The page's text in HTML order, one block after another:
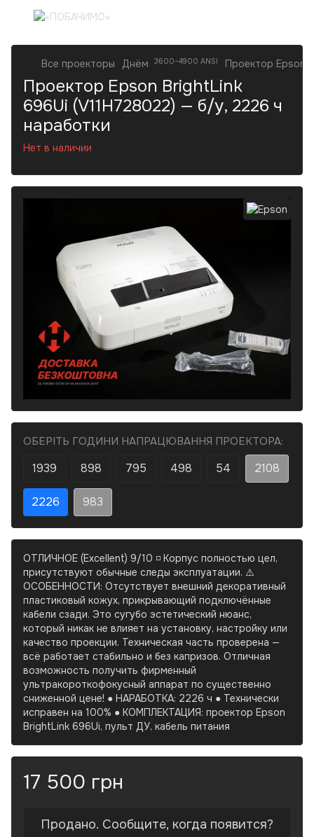
Все проекторы Днём 3600–4900 ANSI Проектор Epson
Проектор Epson BrightLink
696Ui (V11H728022) — б/у, 2226 ч
наработки
Нет в наличии
ОБЕРІТЬ ГОДИНИ НАПРАЦЮВАННЯ ПРОЕКТОРА:
1939 898 795 498 54 2108
2226 983
ОТЛИЧНОЕ (Excellent) 9/10 ◽ Корпус полностью цел,
присутствуют обычные следы эксплуатации. ⚠️
ОСОБЕННОСТИ: Отсутствует внешний декоративный
пластиковый кожух, прикрывающий подключённые
кабели сзади. Это сугубо эстетический нюанс,
который никак не влияет на установку, настройку или
качество проекции. Техническая часть проверена —
всё работает стабильно и без капризов. Отличная
возможность получить фирменный
ультракороткофокусный аппарат по существенно
сниженной цене! ● НАРАБОТКА: 2226 ч ● Технически
исправен на 100% ● КОМПЛЕКТАЦИЯ: проектор Epson
BrightLink 696Ui, пульт ДУ, кабель питания
17 500 грн
Продано. Сообщите, когда появится?